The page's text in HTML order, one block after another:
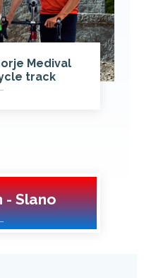
Medival
track
Slano